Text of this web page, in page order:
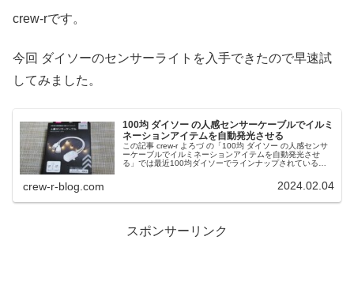
crew-rです。
今回 ダイソーのセンサーライトを入手できたので早速試
してみました。
100均 ダイソー の人感センサーケーブルでイルミ
ネーションアイテムを自動発光させる
この記事 crew-r よろづ の「100均 ダイソー の人感センサ
ーケーブルでイルミネーションアイテムを自動発光させ
る」では最近100均ダイソーでラインナップされている人
ルミネーションアイテムを作製した様子を御紹介していま
crew-r-blog.com 2024.02.04
スポンサーリンク